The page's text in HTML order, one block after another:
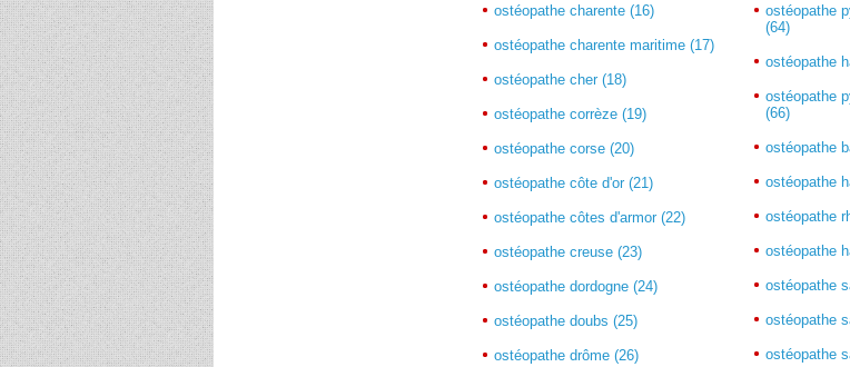
ostéopathe charente (16)
ostéopathe charente maritime (17)
ostéopathe cher (18)
ostéopathe corrèze (19)
ostéopathe corse (20)
ostéopathe côte d'or (21)
ostéopathe côtes d'armor (22)
ostéopathe creuse (23)
ostéopathe dordogne (24)
ostéopathe doubs (25)
ostéopathe drôme (26)
ostéopathe
(64)
ostéopathe
ostéopathe
(66)
ostéopathe
ostéopathe
ostéopathe
ostéopathe
ostéopathe
ostéopathe
ostéopathe